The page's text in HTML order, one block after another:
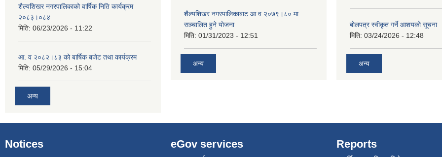
शैल्यशिखर नगरपालिकाको वार्षिक निति कार्यक्रम
२०८३।०८४
मिति: 06/23/2026 - 11:22
आ. व २०८२।८३ को बार्षिक बजेट तथा कार्यक्रम
मिति: 05/29/2026 - 15:04
अन्य
शैल्यशिखर नगरपालिकाबाट आ व २०७९।८० मा
सञ्चालित हुने योजना
मिति: 01/31/2023 - 12:51
अन्य
बोलपत्र स्वीकृत गर्ने आशयको सूचना
मिति: 03/24/2026 - 12:48
अन्य
Notices eGov services Reports